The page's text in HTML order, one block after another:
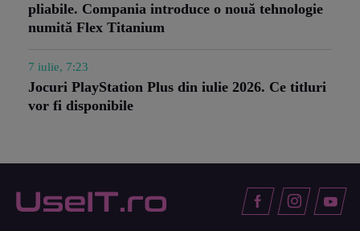
pliabile. Compania introduce o nouă tehnologie
numită Flex Titanium
7 iulie, 7:23
Jocuri PlayStation Plus din iulie 2026. Ce titluri
vor fi disponibile